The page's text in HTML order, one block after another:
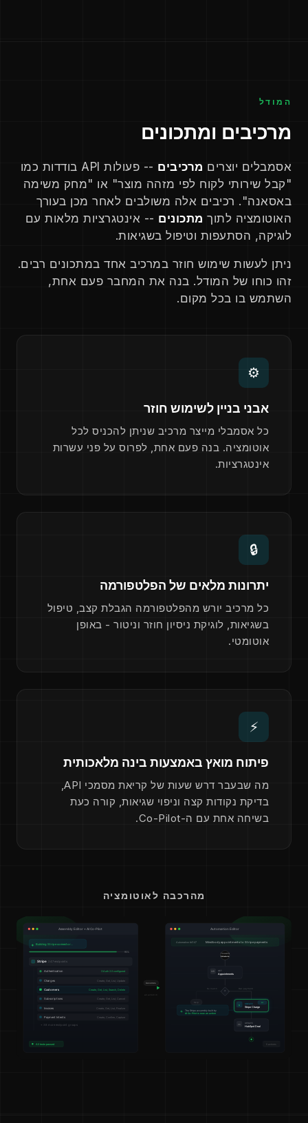
המודל
מרכיבים ומתכונים
אסמבלים יוצרים מרכיבים
-- פעולות API בודדות כמו
"קבל שירותי לקוח לפי מזהה מוצר" או "מחק משימה
באסאנה". רכיבים אלה משולבים לאחר מכן בעורך
האוטומציה לתוך מתכונים -- אינטגרציות מלאות עם
לוגיקה, הסתעפות וטיפול בשגיאות.
ניתן לעשות שימוש חוזר במרכיב אחד במתכונים רבים.
זהו כוחו של המודל. בנה את המחבר פעם אחת,
השתמש בו בכל מקום.
⚙
אבני בניין לשימוש חוזר
כל אסמבלי מייצר מרכיב שניתן להכניס לכל
אוטומציה. בנה פעם אחת, לפרוס על פני עשרות
אינטגרציות.
🔒
יתרונות מלאים של הפלטפורמה
כל מרכיב יורש מהפלטפורמה הגבלת קצב, טיפול
בשגיאות, לוגיקת ניסיון חוזר וניטור - באופן
אוטומטי.
⚡
פיתוח מואץ באמצעות בינה מלאכותית
בדיקת נקודות קצה וניפוי שגיאות, קורה כעת
בשיחה אחת עם ה-Co-Pilot.
מהרכבה לאוטומציה